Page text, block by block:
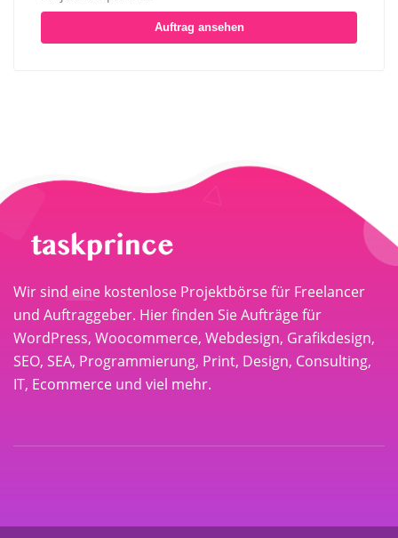
Auftrag ansehen
Wir sind eine kostenlose Projektbörse für Freelancer
und Auftraggeber. Hier finden Sie Aufträge für
WordPress, Woocommerce, Webdesign, Grafikdesign,
SEO, SEA, Programmierung, Print, Design, Consulting,
IT, Ecommerce und viel mehr.